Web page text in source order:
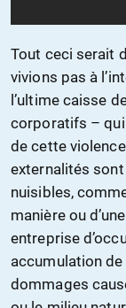
Tout ceci serait
vivions pas à
l’ultime caisse
corporatifs –
de cette
externalités
nuisibles,
manière ou
entreprise
accumulation
dommages